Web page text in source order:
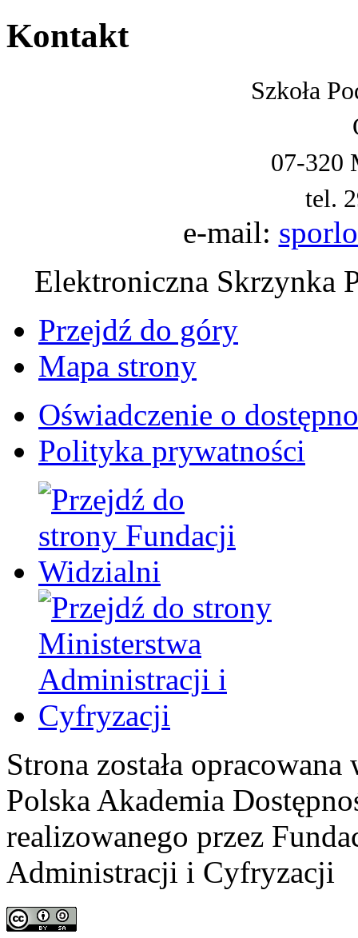
Kontakt
Szkoła
07-320
tel.
e-mail:
Elektroniczna Skrzynka
Przejdź do góry
Mapa strony
Oświadczenie o
Polityka prywatności
Strona została
Polska Akademia
realizowanego przez
Administracji i Cyfryzacji